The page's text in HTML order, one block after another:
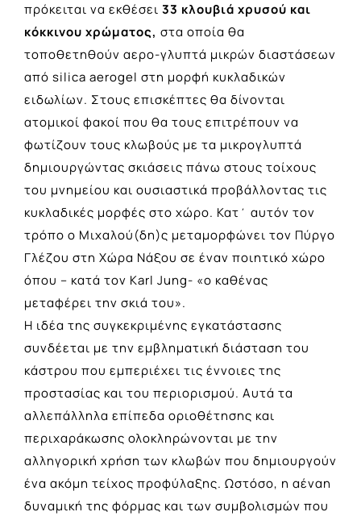
πρόκειται να εκθέσει 33 κλουβιά χρυσού και
κόκκινου χρώματος, στα οποία θα
τοποθετηθούν αερο-γλυπτά μικρών διαστάσεων
από silica aerogel στη μορφή κυκλαδικών
ειδωλίων. Στους επισκέπτες θα δίνονται
ατομικοί φακοί που θα τους επιτρέπουν να
φωτίζουν τους κλωβούς με τα μικρογλυπτά
δημιουργώντας σκιάσεις πάνω στους τοίχους
του μνημείου και ουσιαστικά προβάλλοντας τις
κυκλαδικές μορφές στο χώρο. Κατ΄ αυτόν τον
τρόπο ο Μιχαλού(δη)ς μεταμορφώνει τον Πύργο
Γλέζου στη Χώρα Νάξου σε έναν ποιητικό χώρο
όπου – κατά τον Karl Jung- «ο καθένας
μεταφέρει την σκιά του».
Η ιδέα της συγκεκριμένης εγκατάστασης
συνδέεται με την εμβληματική διάσταση του
κάστρου που εμπεριέχει τις έννοιες της
προστασίας και του περιορισμού. Αυτά τα
αλλεπάλληλα επίπεδα οριοθέτησης και
περιχαράκωσης ολοκληρώνονται με την
αλληγορική χρήση των κλωβών που δημιουργούν
ένα ακόμη τείχος προφύλαξης. Ωστόσο, η αέναη
δυναμική της φόρμας και των συμβολισμών που